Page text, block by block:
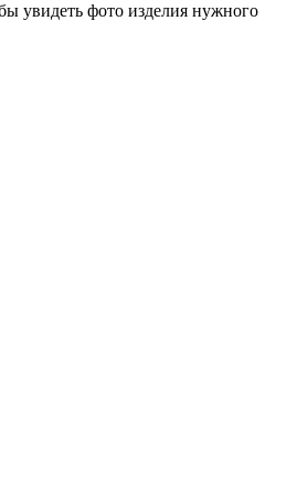
увидеть фото изделия нужного